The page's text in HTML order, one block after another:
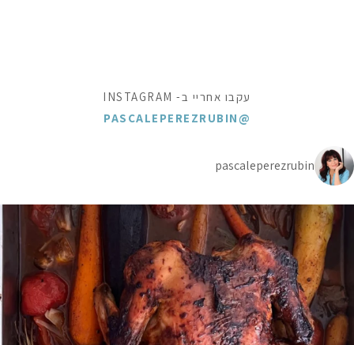
עקבו אחריי ב- INSTAGRAM
@PASCALEPEREZRUBIN
pascaleperezrubin